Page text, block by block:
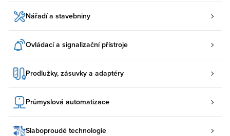
Nářadí a stavebniny
Ovládací a signalizační přístroje
Prodlužky, zásuvky a adaptéry
Průmyslová automatizace
Slaboproudé technologie